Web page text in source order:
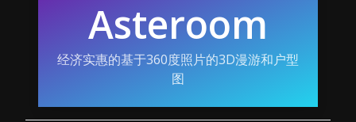
Asteroom
经济实惠的基于360度照片的3D漫游和户型
图